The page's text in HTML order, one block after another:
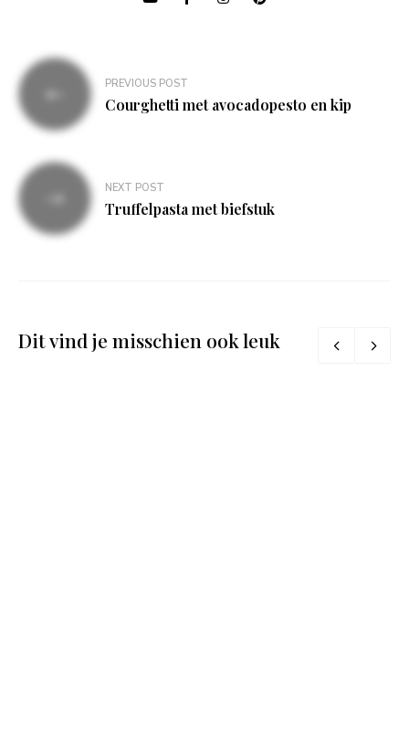
Bericht
navigatie
PREVIOUS POST
Courghetti met avocadopesto en kip
NEXT POST
Truffelpasta met biefstuk
Dit vind je misschien ook leuk